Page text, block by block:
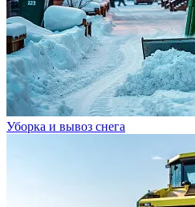
Уборка и вывоз снега